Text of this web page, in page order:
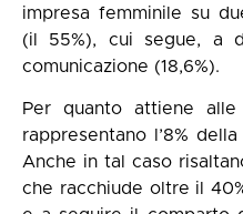
impresa femminile su
(il 55%), cui segue, a
comunicazione (18,6%).
Per quanto attiene alle
rappresentano l’8%
Anche in tal caso
che racchiude oltre il